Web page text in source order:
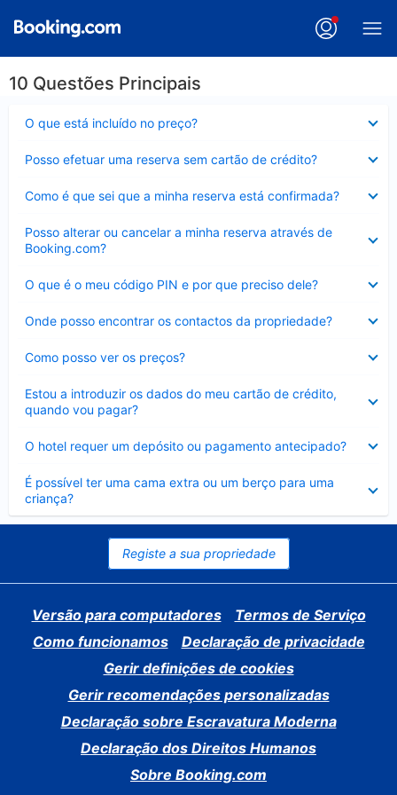
10 Questões Principais
O que está incluído no preço?
fechado
Posso efetuar uma reserva sem cartão de crédito?
fechado
Como é que sei que a minha reserva está confirmada?
fechado
Posso alterar ou cancelar a minha reserva através de
Booking.com?
fechado
O que é o meu código PIN e por que preciso dele?
fechado
Onde posso encontrar os contactos da propriedade?
fechado
Como posso ver os preços?
fechado
Estou a introduzir os dados do meu cartão de crédito,
quando vou pagar?
fechado
O hotel requer um depósito ou pagamento antecipado?
fechado
É possível ter uma cama extra ou um berço para uma
criança?
Elemento
fechado
Registe a sua propriedade
Versão para computadores
Termos de Serviço
Como funcionamos
Declaração de privacidade
Gerir definições de cookies
Gerir recomendações personalizadas
Declaração sobre Escravatura Moderna
Declaração dos Direitos Humanos
Sobre Booking.com